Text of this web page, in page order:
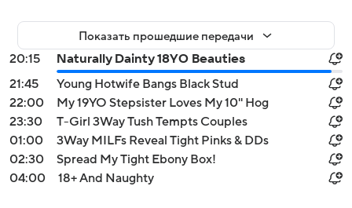
Показать прошедшие передачи
20:15
Naturally Dainty 18YO Beauties
21:45
Young Hotwife Bangs Black Stud
22:00
My 19YO Stepsister Loves My 10'' Hog
23:30
T-Girl 3Way Tush Tempts Couples
01:00
3Way MILFs Reveal Tight Pinks & DDs
02:30
Spread My Tight Ebony Box!
04:00
18+ And Naughty